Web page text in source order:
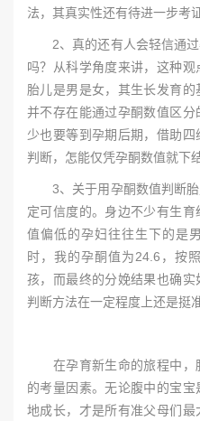
法，其真实性还有待进一步考证
2、真的还有人会轻信通过
吗？从科学角度来讲，这种
胎儿是男是女，其生长发育的
并不存在能通过孕酮数值区
少也要等到孕期后期，借助
判断，怎能仅凭孕酮数值就下
3、关于用孕酮数值判断胎
定可信度的。身边不少有生
值偏低的孕妇往往生下的是
时，我的孕酮值为24.6，按
孩，而最终的分娩结果也确
判断方法在一定程度上还是挺
在孕育新生命的旅程中，
的考量因素。无论腹中的宝
地成长，才是所有准父母们